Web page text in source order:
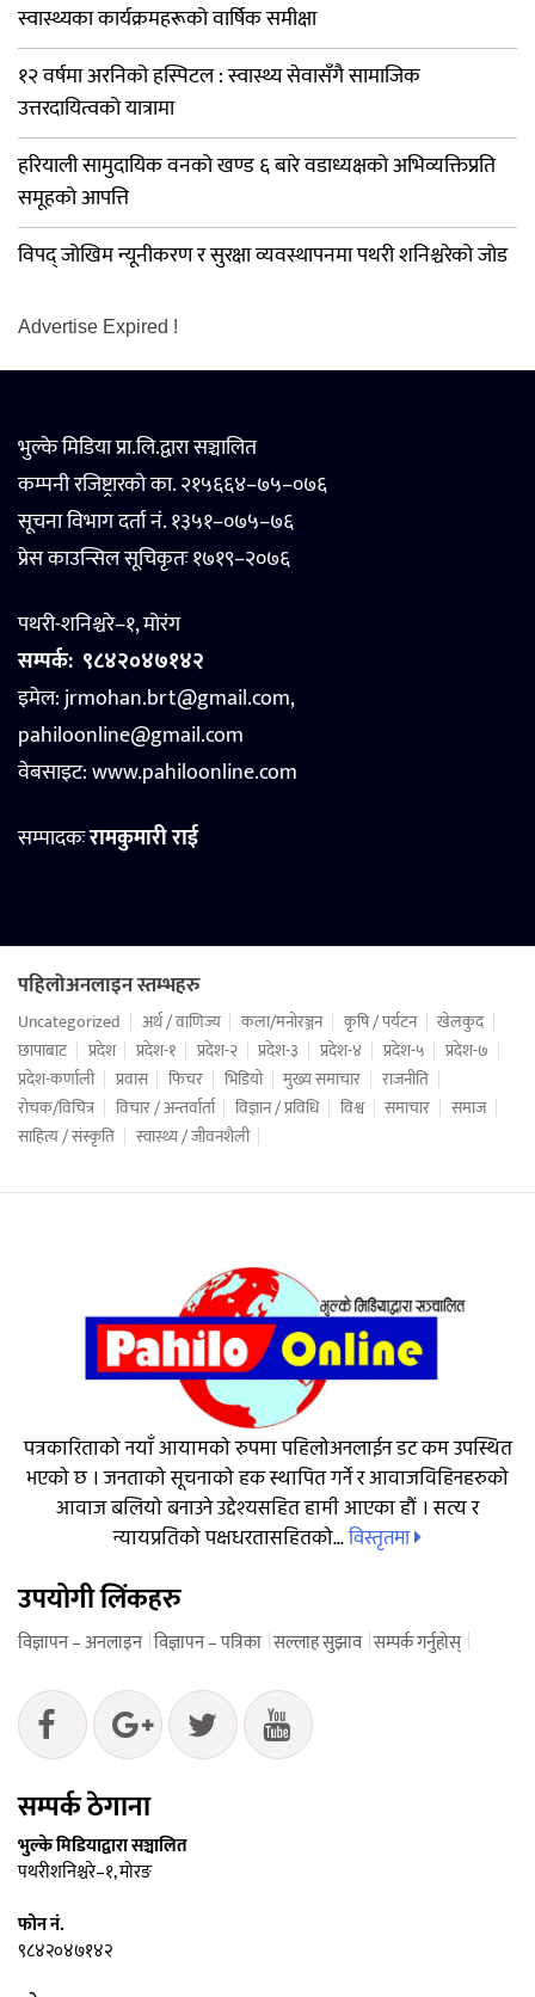
स्वास्थ्यका कार्यक्रमहरूको वार्षिक समीक्षा
१२ वर्षमा अरनिको हस्पिटल : स्वास्थ्य सेवासँगै सामाजिक
उत्तरदायित्वको यात्रामा
हरियाली सामुदायिक वनको खण्ड ६ बारे वडाध्यक्षको अभिव्यक्तिप्रति
समूहको आपत्ति
विपद् जोखिम न्यूनीकरण र सुरक्षा व्यवस्थापनमा पथरी शनिश्चरेको जोड
Advertise Expired !
भुल्के मिडिया प्रा.लि.द्वारा सञ्चालित
कम्पनी रजिष्ट्रारको का. २१५६६४–७५–०७६
सूचना विभाग दर्ता नं. १३५१–०७५–७६
प्रेस काउन्सिल सूचिकृतः १७१९–२०७६
पथरी-शनिश्चरे–१, मोरंग
सम्पर्क: ९८४२०४७१४२
इमेल: jrmohan.brt@gmail.com,
pahiloonline@gmail.com
वेबसाइट:www.pahiloonline.com
सम्पादकःरामकुमारी राई
पहिलोअनलाइन स्तम्भहरु
Uncategorized अर्थ / वाणिज्य कला/मनोरञ्जन कृषि / पर्यटन
खेलकुद
छापाबाट
प्रदेश प्रदेश-१ प्रदेश-२ प्रदेश-३ प्रदेश-४ प्रदेश-५
प्रदेश-७
प्रदेश-कर्णाली
प्रवास फिचर भिडियो मुख्य समाचार
राजनीति
रोचक/विचित्र
विचार / अन्तर्वार्ता विज्ञान / प्रविधि विश्व समाचार
समाज
साहित्य / संस्कृति
स्वास्थ्य / जीवनशैली
पत्रकारिताको नयाँ आयामको रुपमा पहिलोअनलाईन डट कम उपस्थित
भएको छ । जनताको सूचनाको हक स्थापित गर्ने र आवाजविहिनहरुको
आवाज बलियो बनाउने उद्देश्यसहित हामी आएका हौं । सत्य र
न्यायप्रतिको पक्षधरतासहितको...विस्तृतमा
उपयोगी लिंकहरु
विज्ञापन – अनलाइन विज्ञापन – पत्रिका सल्लाह सुझाव सम्पर्क गर्नुहोस्
सम्पर्क ठेगाना
भुल्के मिडियाद्वारा सञ्चालित
पथरीशनिश्चरे–१, मोरङ
फोन नं.
९८४२०४७१४२